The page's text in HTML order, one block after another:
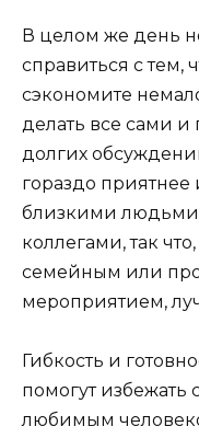
В целом же день
справиться с тем,
сэкономите
делать все сами и
долгих
гораздо приятнее
близкими
коллегами, так
семейным или
мероприятием,
Гибкость и
помогут
любимым